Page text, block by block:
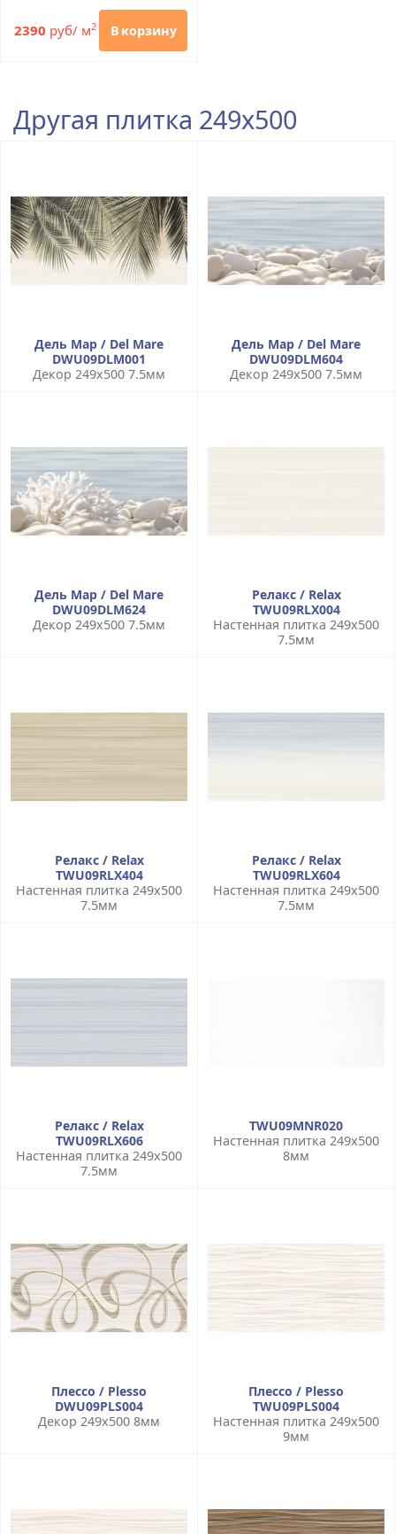
2390 руб/ м2 В корзину
Другая плитка 249x500
Дель Мар / Del Mare
DWU09DLM001
Декор 249x500 7.5мм
Дель Мар / Del Mare
DWU09DLM604
Декор 249x500 7.5мм
Дель Мар / Del Mare
DWU09DLM624
Декор 249x500 7.5мм
Релакс / Relax
TWU09RLX004
Настенная плитка 249x500
7.5мм
Релакс / Relax
TWU09RLX404
Настенная плитка 249x500
7.5мм
Релакс / Relax
TWU09RLX604
Настенная плитка 249x500
7.5мм
Релакс / Relax
TWU09RLX606
Настенная плитка 249x500
7.5мм
TWU09MNR020
Настенная плитка 249x500
8мм
Плессо / Plesso
DWU09PLS004
Декор 249x500 8мм
Плессо / Plesso
TWU09PLS004
Настенная плитка 249x500
9мм